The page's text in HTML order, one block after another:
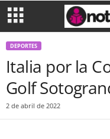
DEPORTES
Italia por la
Golf
2 de abril de 2022